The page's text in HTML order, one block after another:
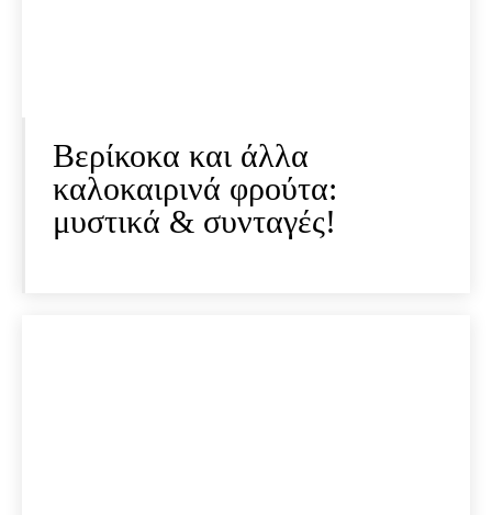
Βερίκοκα και άλλα
καλοκαιρινά φρούτα:
μυστικά & συνταγές!